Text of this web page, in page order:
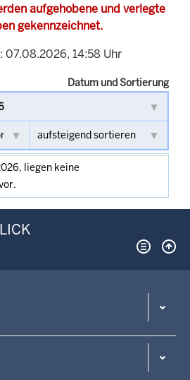
aufgehobene und verlegte
gekennzeichnet.
07.08.2026, 14:58 Uhr
Datum und Sortierung
liegen keine